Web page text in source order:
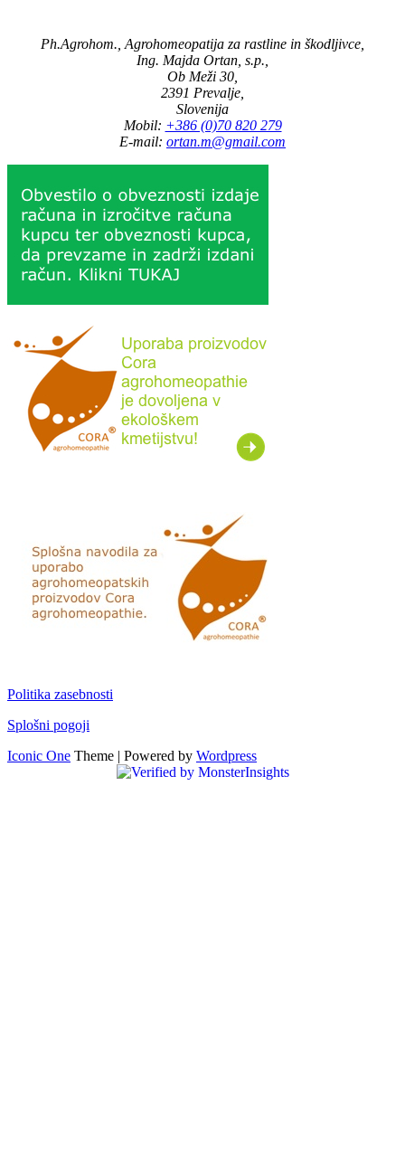
Ph.Agrohom., Agrohomeopatija za rastline in škodljivce,
Ing. Majda Ortan, s.p.,
Ob Meži 30,
2391 Prevalje,
Slovenija
Mobil: +386 (0)70 820 279
E-mail: ortan.m@gmail.com
Politika zasebnosti
Splošni pogoji
Iconic One Theme | Powered by Wordpress